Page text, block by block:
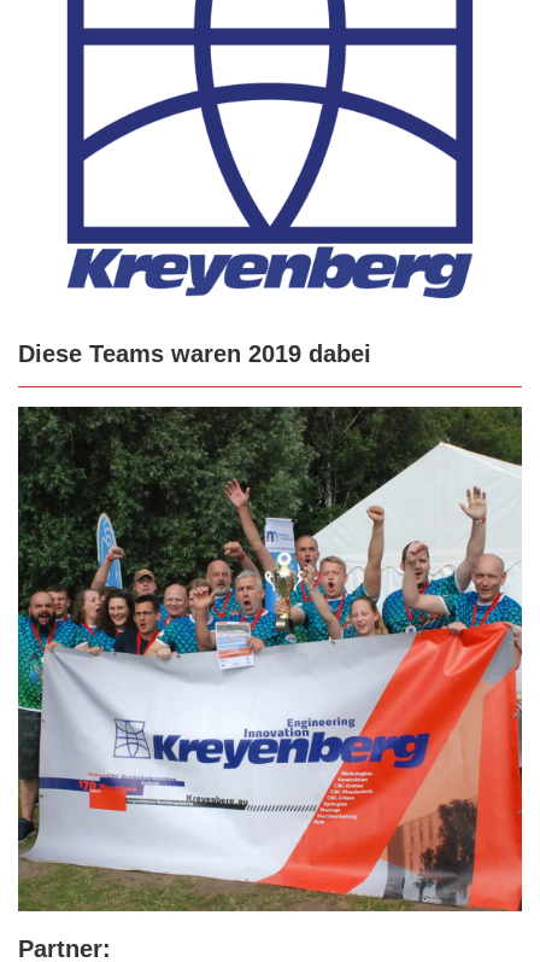
Diese Teams waren 2019 dabei
Partner: